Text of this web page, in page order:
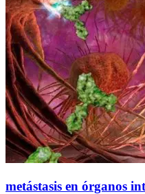
metástasis en órganos